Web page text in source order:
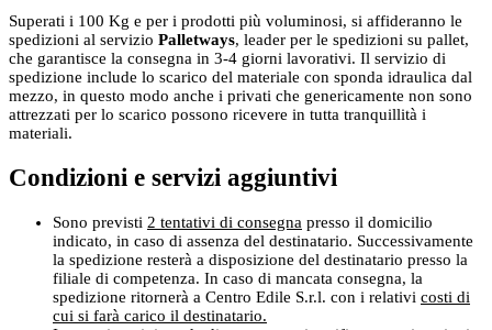
Superati i 100 Kg e per i prodotti più voluminosi, si affideranno le
spedizioni al servizio Palletways, leader per le spedizioni su pallet,
che garantisce la consegna in 3-4 giorni lavorativi. Il servizio di
spedizione include lo scarico del materiale con sponda idraulica dal
mezzo, in questo modo anche i privati che genericamente non sono
attrezzati per lo scarico possono ricevere in tutta tranquillità i
materiali.
Condizioni e servizi aggiuntivi
Sono previsti 2 tentativi di consegna presso il domicilio
indicato, in caso di assenza del destinatario. Successivamente
la spedizione resterà a disposizione del destinatario presso la
filiale di competenza. In caso di mancata consegna, la
spedizione ritornerà a Centro Edile S.r.l. con i relativi costi di
cui si farà carico il destinatario.